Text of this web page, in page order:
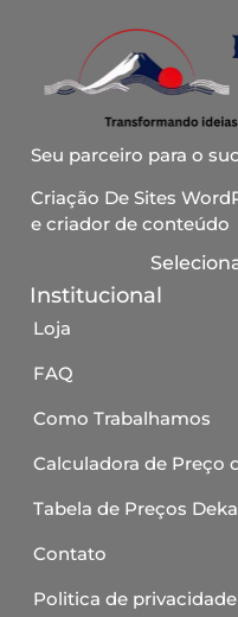
Seu parceiro para o
Criação De Sites
e criador de conteúdo
Institucional
Loja
FAQ
Como Trabalhamos
Calculadora de Preço
Tabela de Preços
Contato
Politica de privacidade